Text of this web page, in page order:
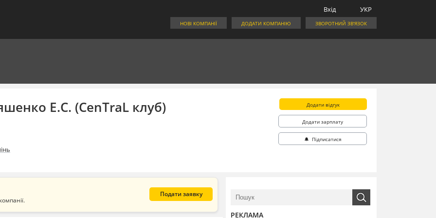
УКР
Вхід
ЗВОРОТНИЙ ЗВ'ЯЗОК
ДОДАТИ КОМПАНІЮ
НОВІ КОМПАНІЇ
Е.С. (CenTraL клуб) Додати відгук
Додати зарплату
🔔 Підписатися
Подати заявку
РЕКЛАМА